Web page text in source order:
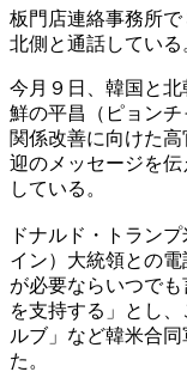
板門店連絡事務所
北側と通話している
今月９日、韓国と
鮮の平昌（ピョン
関係改善に向けた
迎のメッセージを
している。
ドナルド・トラン
イン）大統領との
が必要ならいつで
を支持する」とし
ルブ」など韓米合
た。